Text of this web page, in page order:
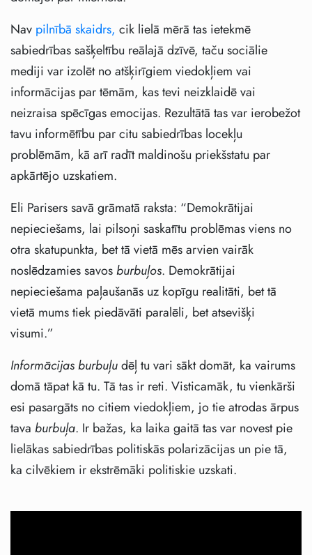
Nav pilnībā skaidrs, cik lielā mērā tas ietekmē
sabiedrības sašķeltību reālajā dzīvē, taču sociālie
mediji var izolēt no atšķirīgiem viedokļiem vai
informācijas par tēmām, kas tevi neizklaidē vai
neizraisa spēcīgas emocijas. Rezultātā tas var ierobežot
tavu informētību par citu sabiedrības locekļu
problēmām, kā arī radīt maldinošu priekšstatu par
apkārtējo uzskatiem.
Eli Parisers savā grāmatā raksta: “Demokrātijai
nepieciešams, lai pilsoņi saskatītu problēmas viens no
otra skatupunkta, bet tā vietā mēs arvien vairāk
noslēdzamies savosburbuļos. Demokrātijai
nepieciešama paļaušanās uz kopīgu realitāti, bet tā
vietā mums tiek piedāvāti paralēli, bet atsevišķi
visumi.”
Informācijas burbuļudēļ tu vari sākt domāt, ka vairums
domā tāpat kā tu. Tā tas ir reti. Visticamāk, tu vienkārši
esi pasargāts no citiem viedokļiem, jo tie atrodas ārpus
tava burbuļa. Ir bažas, ka laika gaitā tas var novest pie
lielākas sabiedrības politiskās polarizācijas un pie tā,
ka cilvēkiem ir ekstrēmāki politiskie uzskati.